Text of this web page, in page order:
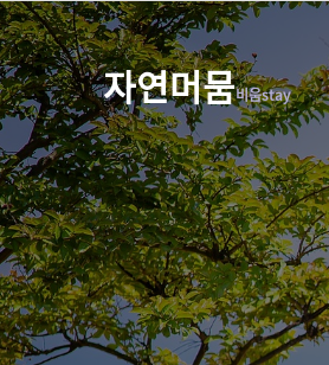
자연머뭄비움stay